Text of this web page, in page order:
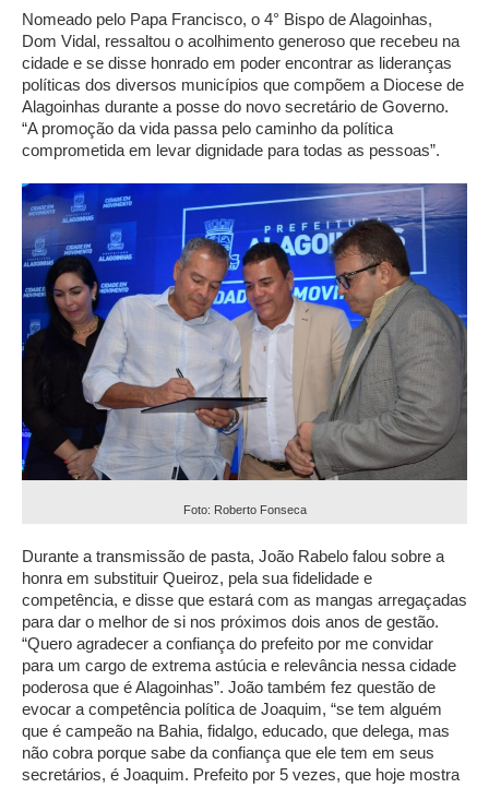
Nomeado pelo Papa Francisco, o 4° Bispo de Alagoinhas,
Dom Vidal, ressaltou o acolhimento generoso que recebeu na
cidade e se disse honrado em poder encontrar as lideranças
políticas dos diversos municípios que compõem a Diocese de
Alagoinhas durante a posse do novo secretário de Governo.
“A promoção da vida passa pelo caminho da política
comprometida em levar dignidade para todas as pessoas”.
Foto: Roberto Fonseca
Durante a transmissão de pasta, João Rabelo falou sobre a
honra em substituir Queiroz, pela sua fidelidade e
competência, e disse que estará com as mangas arregaçadas
para dar o melhor de si nos próximos dois anos de gestão.
“Quero agradecer a confiança do prefeito por me convidar
para um cargo de extrema astúcia e relevância nessa cidade
poderosa que é Alagoinhas”. João também fez questão de
evocar a competência política de Joaquim, “se tem alguém
que é campeão na Bahia, fidalgo, educado, que delega, mas
não cobra porque sabe da confiança que ele tem em seus
secretários, é Joaquim. Prefeito por 5 vezes, que hoje mostra